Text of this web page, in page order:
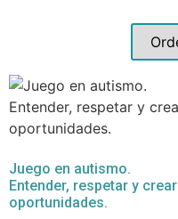
Juego en autismo.
Entender, respetar y crear
oportunidades.